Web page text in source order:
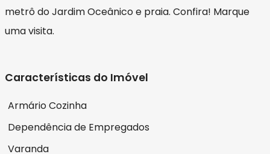
metrô do Jardim Oceânico e praia. Confira! Marque
uma visita.
Características do Imóvel
Armário Cozinha
Dependência de Empregados
Varanda